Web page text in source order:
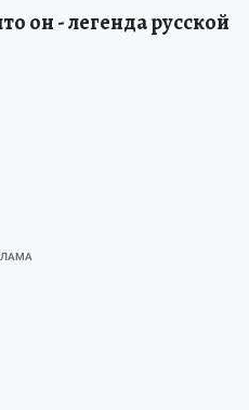
он - легенда русской